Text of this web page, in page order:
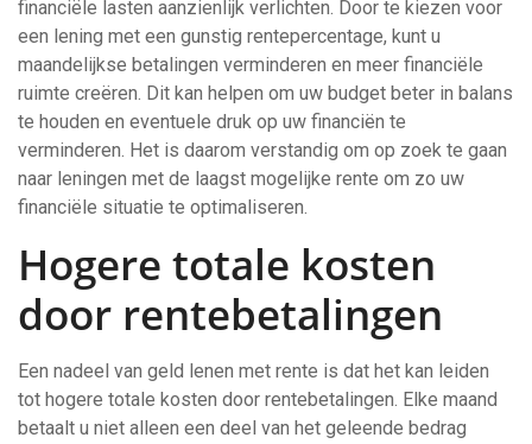
financiële lasten aanzienlijk verlichten. Door te kiezen voor
een lening met een gunstig rentepercentage, kunt u
maandelijkse betalingen verminderen en meer financiële
ruimte creëren. Dit kan helpen om uw budget beter in balans
te houden en eventuele druk op uw financiën te
verminderen. Het is daarom verstandig om op zoek te gaan
naar leningen met de laagst mogelijke rente om zo uw
financiële situatie te optimaliseren.
Hogere totale kosten
door rentebetalingen
Een nadeel van geld lenen met rente is dat het kan leiden
tot hogere totale kosten door rentebetalingen. Elke maand
betaalt u niet alleen een deel van het geleende bedrag